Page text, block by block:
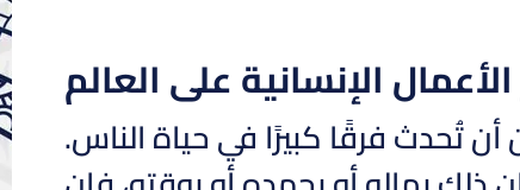
الأعمال الإنسانية على العالم
أن تُحدث فرقًا كبيرًا في حياة الناس.